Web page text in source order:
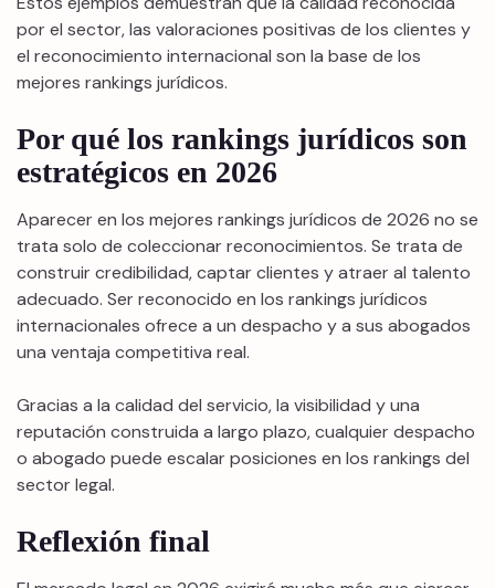
por el sector, las valoraciones positivas de los clientes y
el reconocimiento internacional son la base de los
mejores rankings jurídicos.
Por qué los rankings jurídicos son
estratégicos en 2026
Aparecer en los mejores rankings jurídicos de 2026 no se
trata solo de coleccionar reconocimientos. Se trata de
construir credibilidad, captar clientes y atraer al talento
adecuado. Ser reconocido en los rankings jurídicos
internacionales ofrece a un despacho y a sus abogados
una ventaja competitiva real.
Gracias a la calidad del servicio, la visibilidad y una
reputación construida a largo plazo, cualquier despacho
o abogado puede escalar posiciones en los rankings del
sector legal.
Reflexión final